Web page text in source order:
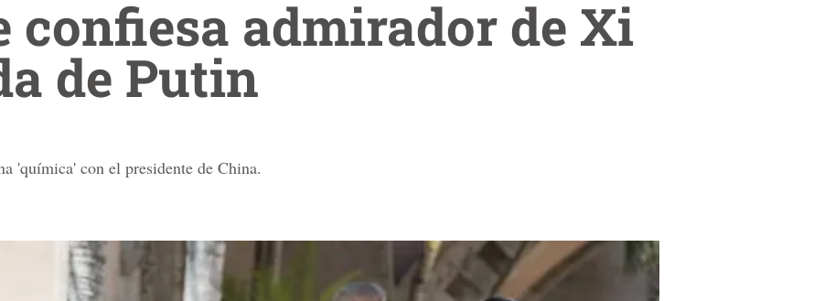
confiesa admirador de Xi
de Putin
'química' con el presidente de China.